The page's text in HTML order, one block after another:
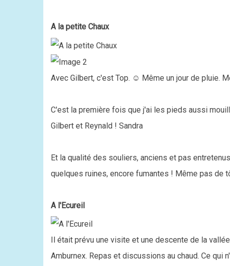
A la petite Chaux
Avec Gilbert, c'est Top. ☺ Même un jour de pluie.
C'est la première fois que j'ai les pieds aussi
Gilbert et Reynald ! Sandra
Et la qualité des souliers, anciens et pas
quelques ruines, encore fumantes ! Même pas de
A l'Ecureil
Il était prévu une visite et une descente de la
Amburnex. Repas et discussions au chaud. Ce